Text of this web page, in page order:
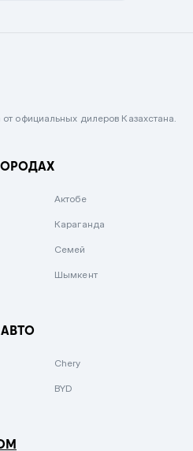
официальных дилеров Казахстана.
Актобе
Караганда
Семей
Шымкент
Chery
BYD